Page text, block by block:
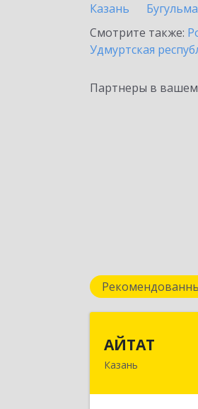
Казань
Бугульма
Смотрите также:
Удмуртская
Партнеры в вашем
АЙТАТ
Казань420097,